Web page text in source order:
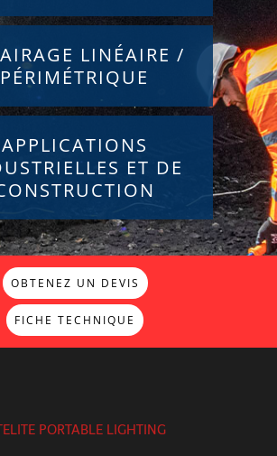
LINÉAIRE /
PÉRIMÉTRIQUE
APPLICATIONS
ET DE
OBTENEZ UN DEVIS
FICHE TECHNIQUE
PORTABLE LIGHTING